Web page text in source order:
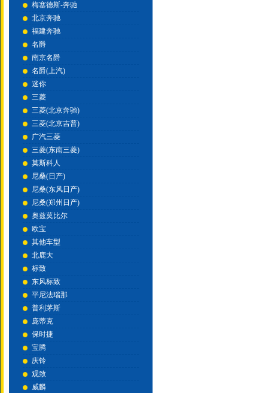
梅塞德斯-奔驰
北京奔驰
福建奔驰
名爵
南京名爵
名爵(上汽)
迷你
三菱
三菱(北京奔驰)
三菱(北京吉普)
广汽三菱
三菱(东南三菱)
莫斯科人
尼桑(日产)
尼桑(东风日产)
尼桑(郑州日产)
奥兹莫比尔
欧宝
其他车型
北鹿大
标致
东风标致
平尼法瑞那
普利茅斯
庞蒂克
保时捷
宝腾
庆铃
观致
威麟